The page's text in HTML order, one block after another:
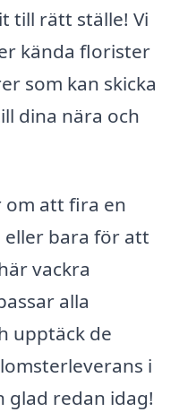
till rätt ställe! Vi
kända florister
som kan skicka
dina nära och
om att fira en
eller bara för att
vackra
alla
upptäck de
i
glad redan idag!